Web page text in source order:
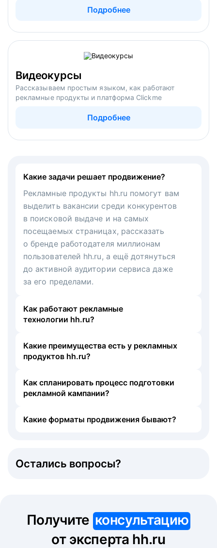
Подробнее
Видеокурсы
Рассказываем простым языком, как работают
рекламные продукты и платформа Clickme
Подробнее
Какие задачи решает продвижение?
Рекламные продукты hh.ru помогут вам
выделить вакансии среди конкурентов
в поисковой выдаче и на самых
посещаемых страницах, рассказать
о бренде работодателя миллионам
пользователей hh.ru, а ещё дотянуться
до активной аудитории сервиса даже
за его пределами.
Как работают рекламные
технологии hh.ru?
Какие преимущества есть у рекламных
продуктов hh.ru?
Как спланировать процесс подготовки
рекламной кампании?
Какие форматы продвижения бывают?
Остались вопросы?
Получите консультацию
от эксперта hh.ru